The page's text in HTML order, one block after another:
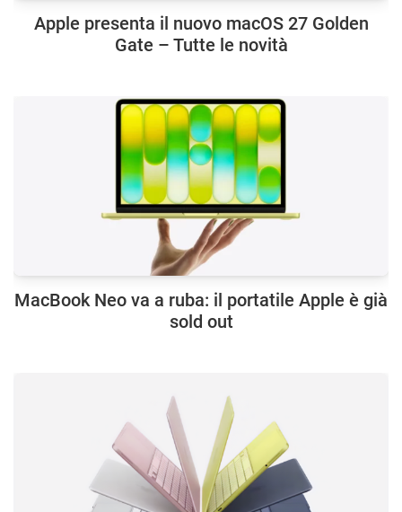
Apple presenta il nuovo macOS 27 Golden
Gate – Tutte le novità
MacBook Neo va a ruba: il portatile Apple è già
sold out